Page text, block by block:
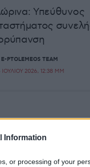
Information
or processing of your
Υπεύθυνος
E-PTOLEMEOS TEAM
2026, 12:38 ΜΜ